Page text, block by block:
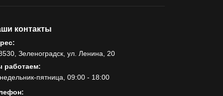
контакты
Зеленоградск, ул. Ленина, 20
работаем:
пятница, 09:00 - 18:00